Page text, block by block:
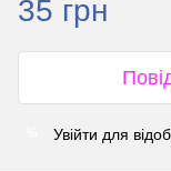
35 грн
Увійти для